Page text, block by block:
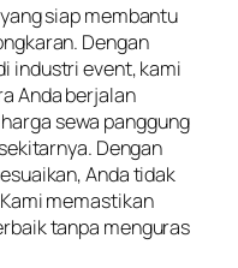
siap membantu
Dengan
industri event, kami
Anda berjalan
sewa panggung
Dengan
Anda tidak
memastikan
tanpa menguras